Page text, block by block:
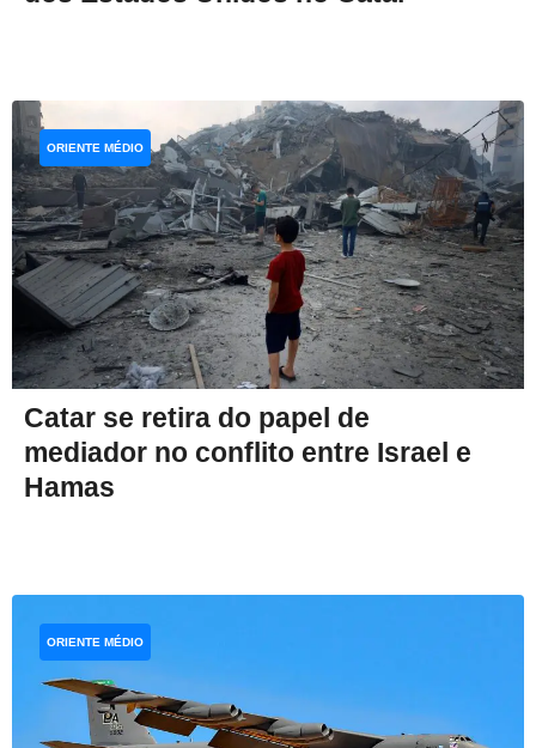
Catar se retira do papel de
mediador no conflito entre Israel e
Hamas
ORIENTE MÉDIO
ORIENTE MÉDIO